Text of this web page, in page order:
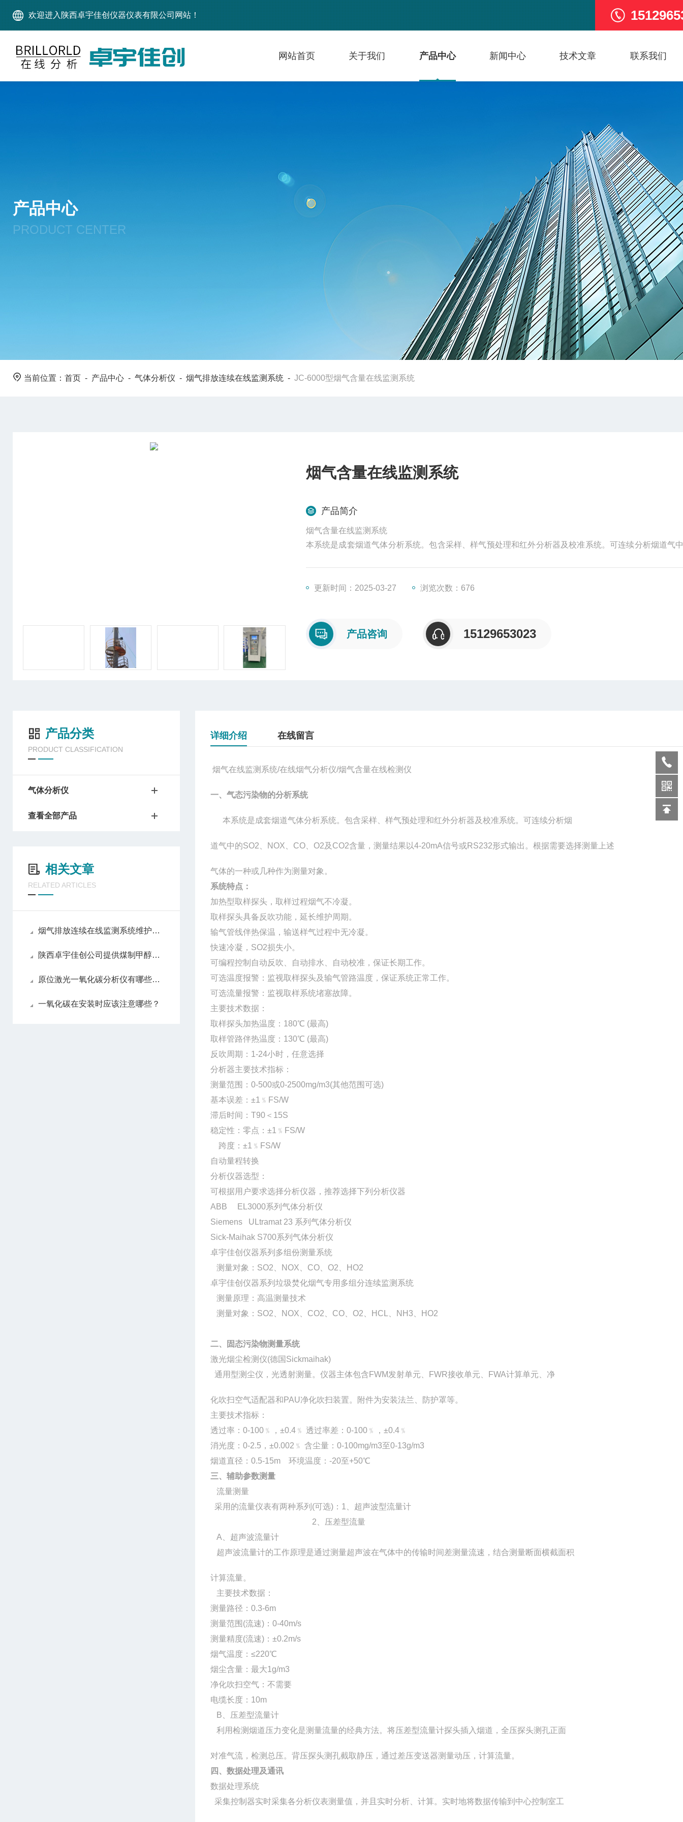
欢迎进入陕西卓宇佳创仪器仪表有限公司网站！
网站首页 关于我们 产品中心 新闻中心 技术文章 联系我们
产品中心
PRODUCT CENTER
当前位置： 首页 - 产品中心 - 气体分析仪 - 烟气排放连续在线监测系统 - JC-6000型烟气含量在线监测系统
烟气含量在线监测系统
产品简介
烟气含量在线监测系统
本系统是成套烟道气体分析系统。包含采样、样气预处理和红外分析器及校准系统。可连续分析烟道气
更新时间：2025-03-27
浏览次数：676
产品咨询 15129653023
产品分类
PRODUCT CLASSIFICATION
气体分析仪
查看全部产品
相关文章
RELATED ARTICLES
烟气排放连续在线监测系统维护方法
陕西卓宇佳创公司提供煤制甲醇过程气体分析仪的详细描述
原位激光一氧化碳分析仪有哪些亮眼的功能特色呢？
一氧化碳在安装时应该注意哪些？
详细介绍 在线留言
烟气在线监测系统/在线烟气分析仪/烟气含量在线检测仪
一、气态污染物的分析系统
本系统是成套烟道气体分析系统。包含采样、样气预处理和红外分析器及校准系统。可连续分析烟
道气中的SO2、NOX、CO、O2及CO2含量，测量结果以4-20mA信号或RS232形式输出。根据需要选择测量上述
气体的一种或几种作为测量对象。
系统特点：
加热型取样探头，取样过程烟气不冷凝。
取样探头具备反吹功能，延长维护周期。
输气管线伴热保温，输送样气过程中无冷凝。
快速冷凝， SO2损失小。
可编程控制自动反吹、自动排水、自动校准，保证长期工作。
可选温度报警：监视取样探头及输气管路温度，保证系统正常工作。
可选流量报警：监视取样系统堵塞故障。
主要技术数据：
取样探头加热温度： 180℃ (最高)
取样管路伴热温度： 130℃ (最高)
反吹周期： 1-24小时，任意选择
分析器主要技术指标：
测量范围： 0-500或0-2500mg/m3(其他范围可选)
基本误差： ±1﹪FS/W
滞后时间： T90＜15S
稳定性：零点： ±1﹪FS/W
跨度：±1﹪FS/W
自动量程转换
分析仪器选型：
可根据用户要求选择分析仪器，推荐选择下列分析仪器
ABB EL3000系列 气体分析仪
Siemens ULtramat 23 系列气体分析仪
Sick-Maihak S700系列气体分析仪
卓宇佳创仪器系列多组份测量系统
测量对象：SO2、NOX、CO、O2、HO2
卓宇佳创仪器系列垃圾焚化烟气专用多组分连续监测系统
测量原理：高温测量技术
测量对象：SO2、NOX、CO2、CO、O2、HCL、NH3、HO2
二、固态污染物测量系统
激光烟尘检测仪(德国Sickmaihak)
通用型测尘仪，光透射测量。仪器主体包含FWM发射单元、FWR接收单元、FWA计算单元、净
化吹扫空气适配器和 PAU净化吹扫装置。附件为安装法兰、防护罩等。
主要技术指标：
透过率： 0-100﹪，±0.4﹪ 透过率差：0-100﹪，±0.4﹪
消光度： 0-2.5，±0.002﹪ 含尘量：0-100mg/m3至0-13g/m3
烟道直径： 0.5-15m 环境温度：-20至+50℃
三、辅助参数测量
流量测量
采用的流量仪表有两种系列 (可选)：1、超声波型流量计
2、压差型流量
A、超声波流量计
超声波流量计的工作原理是通过测量超声波在气体中的传输时间差测量流速，结合测量断面横截面积
计算流量。
主要技术数据：
测量路径： 0.3-6m
测量范围 (流速)：0-40m/s
测量精度(流速)：±0.2m/s
烟气温度： ≤220℃
烟尘含量：最大1g/m3
净化吹扫空气：不需要
电缆长度： 10m
B、压差型流量计
利用检测烟道压力变化是测量流量的经典方法。将压差型流量计探头插入烟道，全压探头测孔正面
对准气流，检测总压。背压探头测孔截取静压，通过差压变送器测量动压，计算流量。
四、数据处理及通讯
数据处理系统
采集控制器实时采集各分析仪表测量值，并且实时分析、计算。实时地将数据传输到中心控制室工